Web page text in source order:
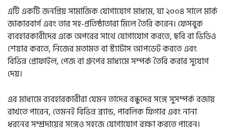
এটি একটি জনপ্রিয় সামাজিক যোগাযোগ মাধ্যম, যা ২০০৪ সালে মার্ক
জাকারবার্গ এবং তার সহ-প্রতিষ্ঠাতারা মিলে তৈরি করেন। ফেসবুক
ব্যবহারকারীদের একে অপরের সাথে যোগাযোগ করতে, ছবি বা ভিডিও
শেয়ার করতে, নিজের মতামত বা স্ট্যাটাস আপডেট করতে এবং
বিভিন্ন প্রোফাইল, পেজ বা গ্রুপের মাধ্যমে সম্পর্ক তৈরি করার সুযোগ
দেয়।
এর মাধ্যমে ব্যবহারকারীরা যেমন তাদের বন্ধুদের সঙ্গে সুসম্পর্ক বজায়
রাখতে পারেন, তেমনই বিভিন্ন ব্র্যান্ড, পাবলিক ফিগার এবং নানা
ধরনের সম্প্রদায়ের সঙ্গেও সহজে যোগাযোগ রক্ষা করতে পারেন।